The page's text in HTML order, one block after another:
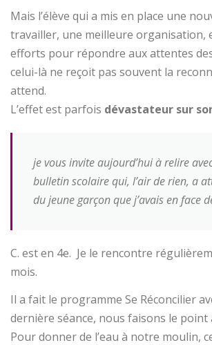
Mais l’élève qui a mis en place une
travailler, une meilleure organisation,
efforts pour répondre aux attentes
celui-là ne reçoit pas souvent la
attend.
L’effet est parfois dévastateur sur
je vous invite aujourd’hui à relire
bulletin scolaire qui, l’air de rien, a
du jeune garçon que j’avais en face
C. est en 4e. Je le rencontre
mois.
Il a fait le programme Se Réconcilier
dernière séance, nous faisons le point
Pour donner de l’eau à notre moulin,